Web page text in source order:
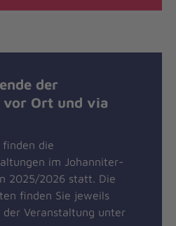
der
Ort und via
finden die
im Johanniter-
2025/2026 statt. Die
finden Sie jeweils
Veranstaltung unter